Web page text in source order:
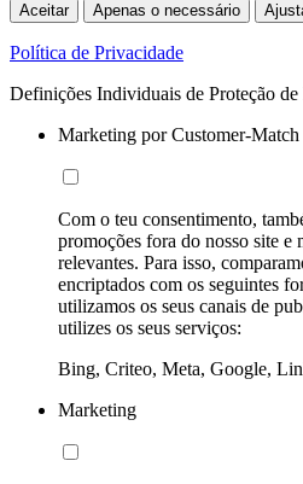
Aceitar Apenas o necessário
Política de Privacidade
Definições Individuais de Proteção de
Marketing por Customer-Match
Com o teu consentimento,
promoções fora do nosso site e
relevantes. Para isso,
encriptados com os seguintes
utilizamos os seus canais de
utilizes os seus serviços:
Bing, Criteo, Meta, Google,
Marketing